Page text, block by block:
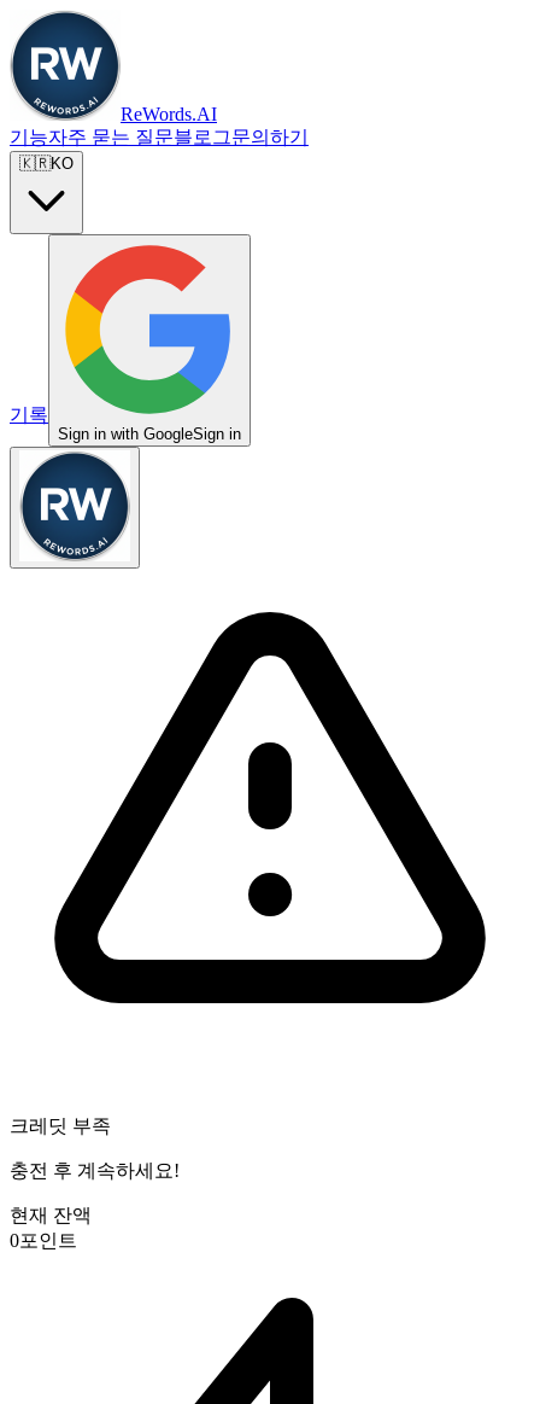
ReWords.AI
기능자주 묻는 질문블로그문의하기
🇰🇷KO
기록
Sign in with GoogleSign in
크레딧 부족
충전 후 계속하세요!
현재 잔액
0포인트